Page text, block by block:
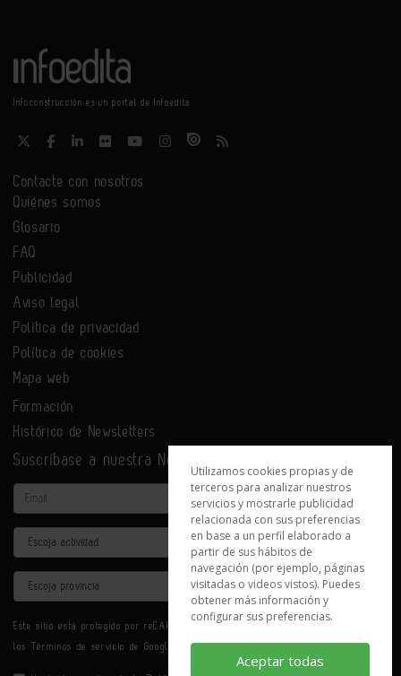
Infoconstrucción es un portal de Infoedita
Contacte con nosotros
Quiénes somos
Glosario
FAQ
Publicidad
Aviso legal
Política de privacidad
Política de cookies
Mapa web
Formación
Histórico de Newsletters
Suscríbase a nuestra Newsletter
Email
Actividad
Provincia
Este sitio está protegido por reCAPTCHA y se aplican la
los Términos de servicio de Google.
Utilizamos cookies propias y de
terceros para analizar nuestros
servicios y mostrarle publicidad
relacionada con sus preferencias
en base a un perfil elaborado a
partir de sus hábitos de
navegación (por ejemplo, páginas
visitadas o videos vistos). Puedes
obtener más información y
configurar sus preferencias.
Aceptar todas